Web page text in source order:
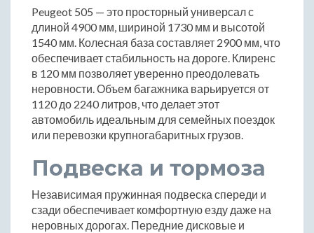
Peugeot 505 — это просторный универсал с
длиной 4900 мм, шириной 1730 мм и высотой
1540 мм. Колесная база составляет 2900 мм, что
обеспечивает стабильность на дороге. Клиренс
в 120 мм позволяет уверенно преодолевать
неровности. Объем багажника варьируется от
1120 до 2240 литров, что делает этот
автомобиль идеальным для семейных поездок
или перевозки крупногабаритных грузов.
Подвеска и тормоза
Независимая пружинная подвеска спереди и
сзади обеспечивает комфортную езду даже на
неровных дорогах. Передние дисковые и